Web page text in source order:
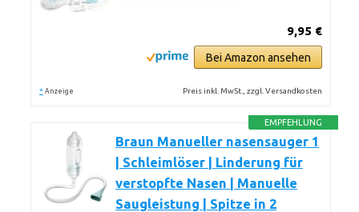
9,95 €
Bei Amazon ansehen
* Anzeige Preis inkl. MwSt., zzgl. Versandkosten
EMPFEHLUNG
Braun Manueller nasensauger 1
| Schleimlöser | Linderung für
verstopfte Nasen | Manuelle
Saugleistung | Spitze in 2